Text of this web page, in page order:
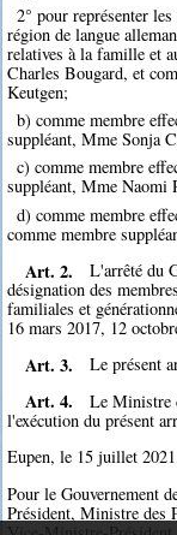
2° pour représenter
région de langue
relatives à la famille et
Charles Bougard, et
Keutgen;
b) comme membre
suppléant, Mme Sonja
c) comme membre
suppléant, Mme Naomi
d) comme membre
comme membre
Art. 2.
L'arrêté du
désignation des
familiales et
16 mars 2017, 12
Art. 3. Le présent
Art. 4.
Le Ministre
l'exécution du présent
Eupen, le 15 juillet
Pour le Gouvernement
Président, Ministre des